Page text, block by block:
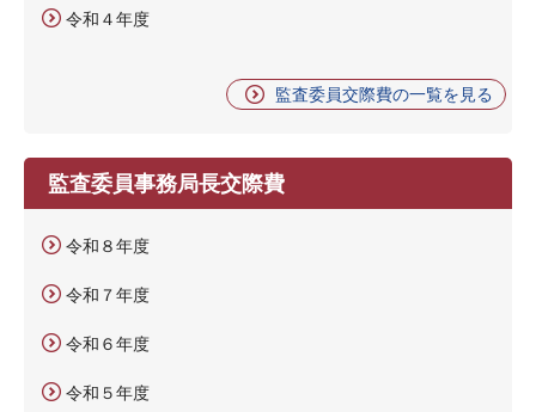
令和４年度
監査委員交際費の一覧を見る
監査委員事務局長交際費
令和８年度
令和７年度
令和６年度
令和５年度